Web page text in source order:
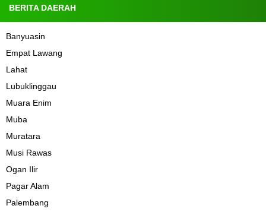
BERITA DAERAH
Banyuasin
Empat Lawang
Lahat
Lubuklinggau
Muara Enim
Muba
Muratara
Musi Rawas
Ogan Ilir
Pagar Alam
Palembang